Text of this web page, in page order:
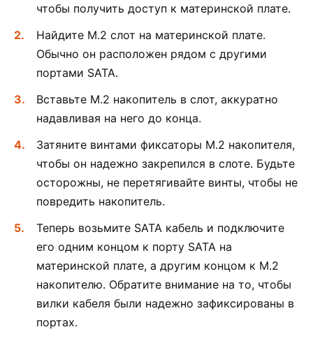
чтобы получить доступ к материнской плате.
Найдите M.2 слот на материнской плате.
Обычно он расположен рядом с другими
портами SATA.
Вставьте M.2 накопитель в слот, аккуратно
надавливая на него до конца.
Затяните винтами фиксаторы M.2 накопителя,
чтобы он надежно закрепился в слоте. Будьте
осторожны, не перетягивайте винты, чтобы не
повредить накопитель.
Теперь возьмите SATA кабель и подключите
его одним концом к порту SATA на
материнской плате, а другим концом к M.2
накопителю. Обратите внимание на то, чтобы
вилки кабеля были надежно зафиксированы в
портах.